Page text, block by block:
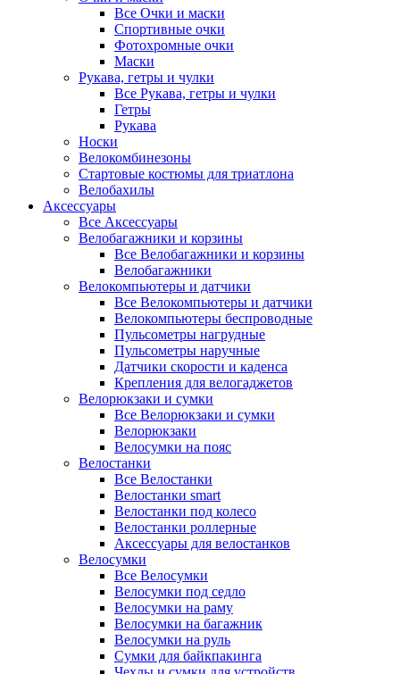
Все Очки и маски
Спортивные очки
Фотохромные очки
Маски
Рукава, гетры и чулки
Все Рукава, гетры и чулки
Гетры
Рукава
Носки
Велокомбинезоны
Стартовые костюмы для триатлона
Велобахилы
Аксессуары
Все Аксессуары
Велобагажники и корзины
Все Велобагажники и корзины
Велобагажники
Велокомпьютеры и датчики
Все Велокомпьютеры и датчики
Велокомпьютеры беспроводные
Пульсометры нагрудные
Пульсометры наручные
Датчики скорости и каденса
Крепления для велогаджетов
Велорюкзаки и сумки
Все Велорюкзаки и сумки
Велорюкзаки
Велосумки на пояс
Велостанки
Все Велостанки
Велостанки smart
Велостанки под колесо
Велостанки роллерные
Аксессуары для велостанков
Велосумки
Все Велосумки
Велосумки под седло
Велосумки на раму
Велосумки на багажник
Велосумки на руль
Сумки для байкпакинга